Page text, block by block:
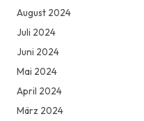
August 2024
Juli 2024
Juni 2024
Mai 2024
April 2024
März 2024